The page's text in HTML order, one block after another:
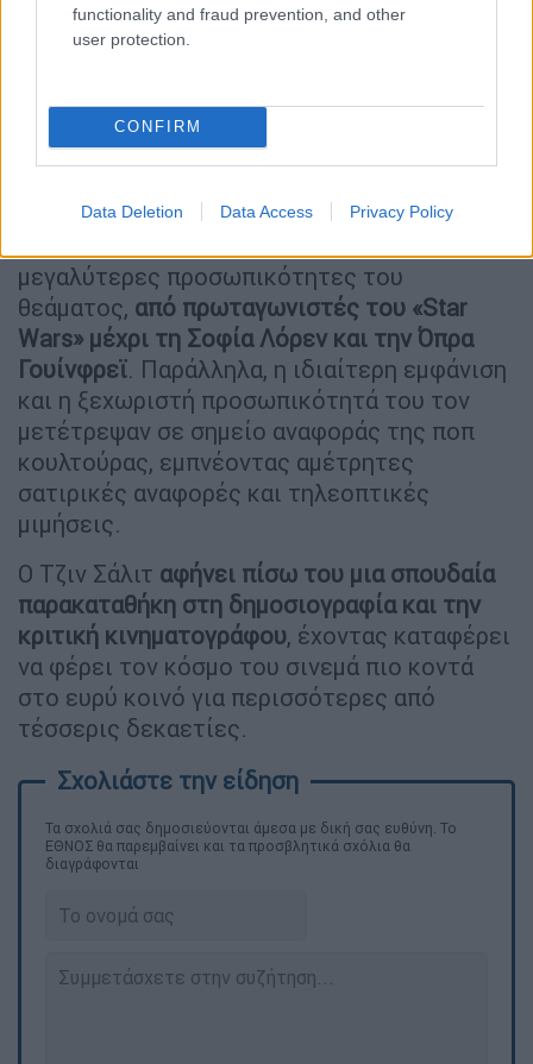
functionality and fraud prevention, and other
user protection.
CONFIRM
Data Deletion Data Access Privacy Policy
Gene Shalit, long-time film critic for
Today and master of the movie pun,
pic.twitter.com/UZ4qFSit8I
— IGN (@IGN)June 13, 2026
Κατά τη διάρκεια της μακράς καριέρας του
μεγαλύτερες προσωπικότητες του
θεάματος, από πρωταγωνιστές του «Star
Wars» μέχρι τη Σοφία Λόρεν και την Όπρα
Γουίνφρεϊ. Παράλληλα, η ιδιαίτερη εμφάνιση
και η ξεχωριστή προσωπικότητά του τον
μετέτρεψαν σε σημείο αναφοράς της ποπ
κουλτούρας, εμπνέοντας αμέτρητες
σατιρικές αναφορές και τηλεοπτικές
μιμήσεις.
Ο Τζιν Σάλιτ αφήνει πίσω του μια σπουδαία
παρακαταθήκη στη δημοσιογραφία και την
κριτική κινηματογράφου, έχοντας καταφέρει
να φέρει τον κόσμο του σινεμά πιο κοντά
στο ευρύ κοινό για περισσότερες από
τέσσερις δεκαετίες.
Τα σχολιά σας δημοσιεύονται άμεσα με δική σας ευθύνη. Το
ΕΘΝΟΣ θα παρεμβαίνει και τα προσβλητικά σχόλια θα
διαγράφονται